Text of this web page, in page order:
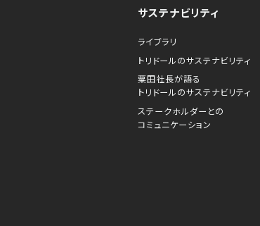
サステナビリティ
ライブラリ
トリドールのサステナビリティ
粟田社長が語る
トリドールのサステナビリティ
ステークホルダーとの
コミュニケーション